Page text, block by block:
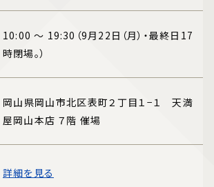
10:00 ～ 19:30（9月22日（月）・最終日17
時閉場。）
岡山県岡山市北区表町２丁目１−１ 天満
屋岡山本店 ７階 催場
詳細を見る